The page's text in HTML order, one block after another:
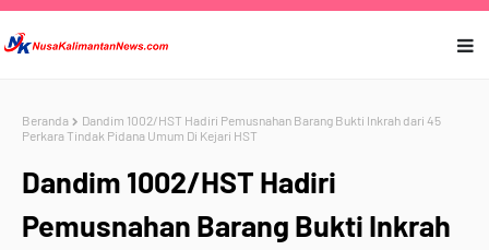
Beranda
Dandim 1002/HST Hadiri Pemusnahan Barang Bukti Inkrah dari 45
Perkara Tindak Pidana Umum Di Kejari HST
Dandim 1002/HST Hadiri
Pemusnahan Barang Bukti Inkrah